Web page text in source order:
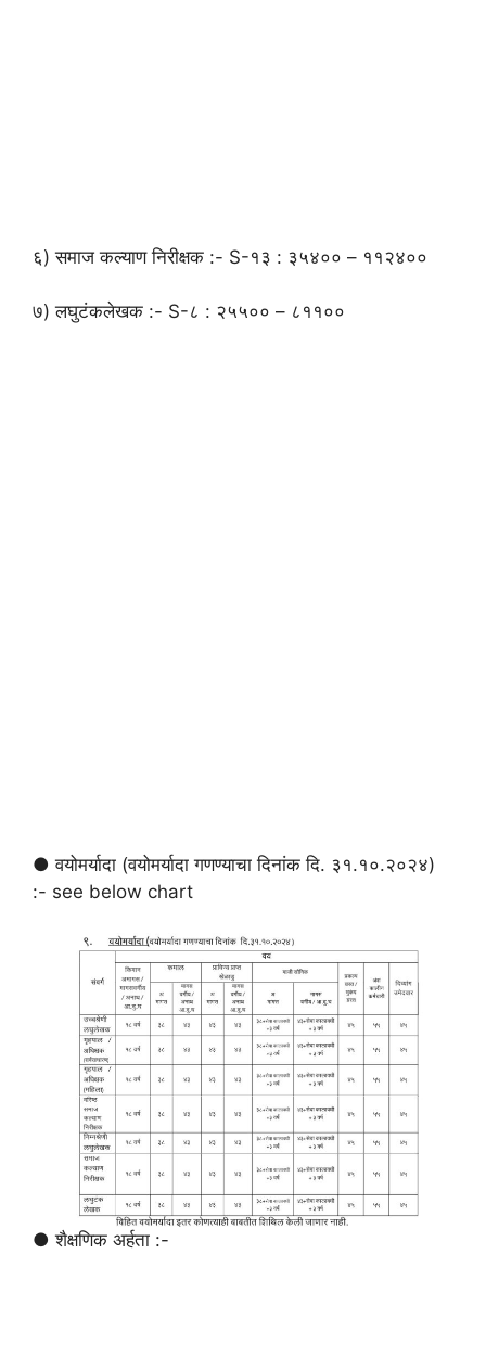
६) समाज कल्याण निरीक्षक :- S-१३ : ३५४०० – ११२४००
७) लघुटंकलेखक :- S-८ : २५५०० – ८११००
● वयोमर्यादा (वयोमर्यादा गणण्याचा दिनांक दि. ३१.१०.२०२४)
:- see below chart
● शैक्षणिक अर्हता :-